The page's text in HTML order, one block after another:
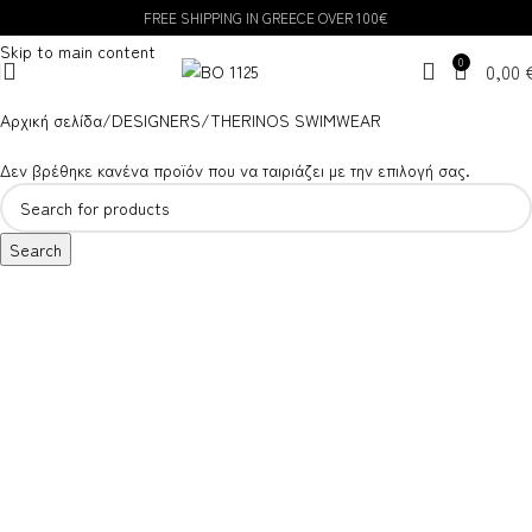
Skip to main content
FREE SHIPPING IN GREECE OVER 100€
0 0,00
Αρχική σελίδα DESIGNERS THERINOS SWIMWEAR
Δεν βρέθηκε κανένα προϊόν που να ταιριάζει με την επιλογή σας.
Search